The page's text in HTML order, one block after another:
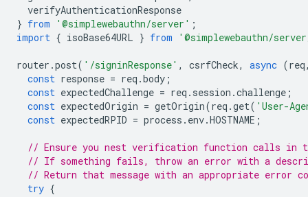
verifyAuthenticationResponse
} from '@simplewebauthn/server' ;
import { isoBase64URL } from '@simplewebauthn/
router .post( '/signinResponse' , csrfCheck, async (req
const response = req .body ;
const expectedChallenge = req . session .challenge ;
const expectedOrigin = getOrigin(req .get( 'User-
const expectedRPID = process . env.HOSTNAME ;
// Ensure you nest verification function calls in
// If something fails, throw an error with a
// Return that message with an appropriate error
try {